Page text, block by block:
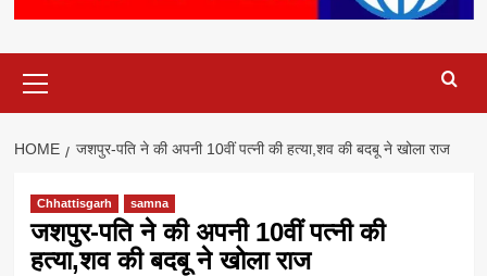
Menu
HOME जशपुर-पति ने की अपनी 10वीं पत्नी की हत्या,शव की बदबू ने खोला राज
Chhattisgarh samna
जशपुर-पति ने की अपनी 10वीं पत्नी की
हत्या,शव की बदबू ने खोला राज